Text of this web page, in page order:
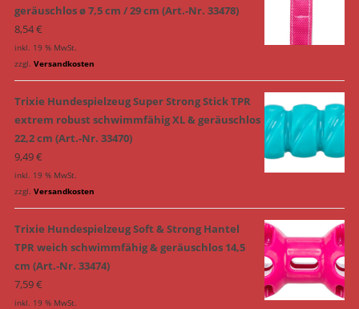
geräuschlos ø 7,5 cm / 29 cm (Art.-Nr. 33478)
8,54€
inkl. 19 % MwSt.
zzgl. Versandkosten
Trixie Hundespielzeug Super Strong Stick TPR
extrem robust schwimmfähig XL & geräuschlos
22,2 cm (Art.-Nr. 33470)
9,49€
inkl. 19 % MwSt.
zzgl. Versandkosten
Trixie Hundespielzeug Soft & Strong Hantel
TPR weich schwimmfähig & geräuschlos 14,5
cm (Art.-Nr. 33474)
7,59€
inkl. 19 % MwSt.